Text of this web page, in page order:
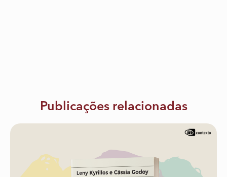
Publicações relacionadas